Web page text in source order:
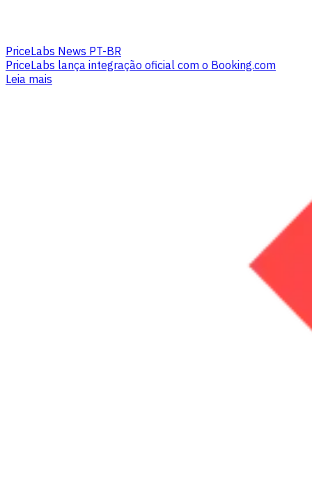
PriceLabs News PT-BR
PriceLabs lança integração oficial com o Booking.com
Leia mais